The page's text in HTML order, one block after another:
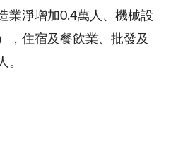
業淨增加0.4萬人、機械設
，住宿及餐飲業、批發及
。